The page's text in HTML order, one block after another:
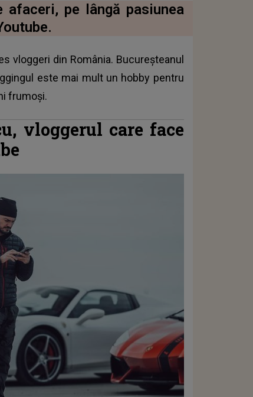
afaceri, pe lângă pasiunea
vloggeri din România. Bucureşteanul
este mai mult un hobby pentru
frumoşi.
vloggerul care face